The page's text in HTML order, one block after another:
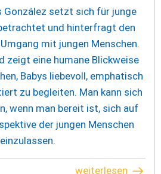
González setzt sich für junge
und hinterfragt den
mit jungen Menschen.
zeigt eine humane Blickweise
Babys liebevoll, emphatisch
zu begleiten. Man kann sich
wenn man bereit ist, sich auf
der jungen Menschen
einzulassen.
weiterlesen